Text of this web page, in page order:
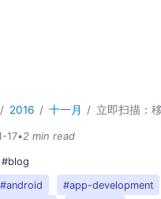
2016 十一月 立即扫描：
17•2 min read
#blog
#android #app-development